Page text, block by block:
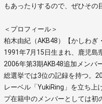
もあったりするので、ぜひその
＜プロフィール＞
柏木由紀（AKB48）【かしわ
1991年7月15日生まれ、鹿児島
2006年第3期AKB48追加メンバ
総選挙では3位の記録を持つ。
レーベル「YukiRing」を立ち上
プ在籍中のメンバーとしては初